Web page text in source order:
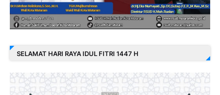
SELAMAT HARI RAYA IDUL FITRI 1447 H